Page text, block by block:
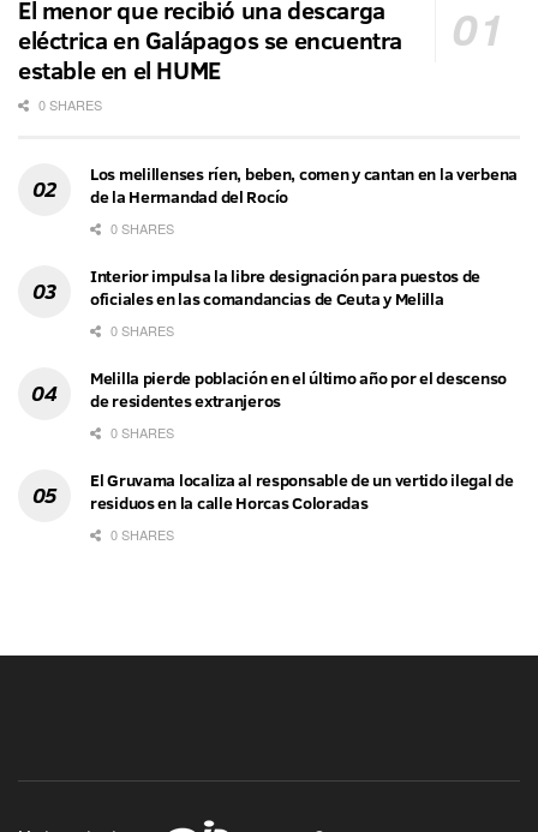
El menor que recibió una descarga
eléctrica en Galápagos se encuentra
estable en el HUME
0 SHARES
Los melillenses ríen, beben, comen y cantan en la verbena
de la Hermandad del Rocío
0 SHARES
Interior impulsa la libre designación para puestos de
oficiales en las comandancias de Ceuta y Melilla
0 SHARES
Melilla pierde población en el último año por el descenso
de residentes extranjeros
0 SHARES
El Gruvama localiza al responsable de un vertido ilegal de
residuos en la calle Horcas Coloradas
0 SHARES